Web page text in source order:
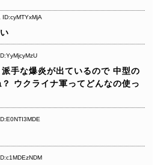
ID:cyMTYxMjA
手な爆炎が出ているので 中型の
ウクライナ軍ってどんなの使っ